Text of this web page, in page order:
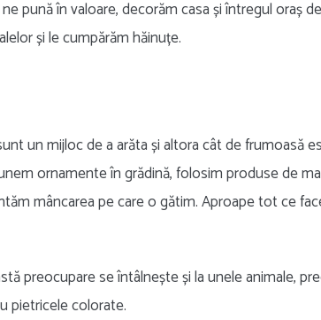
pună în valoare, decorăm casa și întregul oraș
și le cumpărăm hăinuțe.
un mijloc de a arăta și altora cât de frumoasă
ornamente în grădină, folosim produse de
mâncarea pe care o gătim. Aproape tot ce
preocupare se întâlnește și la unele animale,
pietricele colorate.